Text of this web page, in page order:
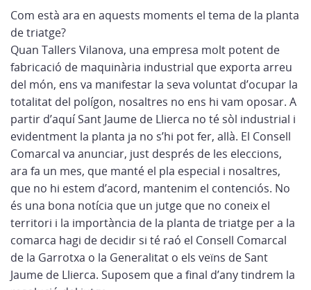
Com està ara en aquests moments el tema de la planta
de triatge?
Quan Tallers Vilanova, una empresa molt potent de
fabricació de maquinària industrial que exporta arreu
del món, ens va manifestar la seva voluntat d’ocupar la
totalitat del polígon, nosaltres no ens hi vam oposar. A
partir d’aquí Sant Jaume de Llierca no té sòl industrial i
evidentment la planta ja no s’hi pot fer, allà. El Consell
Comarcal va anunciar, just després de les eleccions,
ara fa un mes, que manté el pla especial i nosaltres,
que no hi estem d’acord, mantenim el contenciós. No
és una bona notícia que un jutge que no coneix el
territori i la importància de la planta de triatge per a la
comarca hagi de decidir si té raó el Consell Comarcal
de la Garrotxa o la Generalitat o els veïns de Sant
Jaume de Llierca. Suposem que a final d’any tindrem la